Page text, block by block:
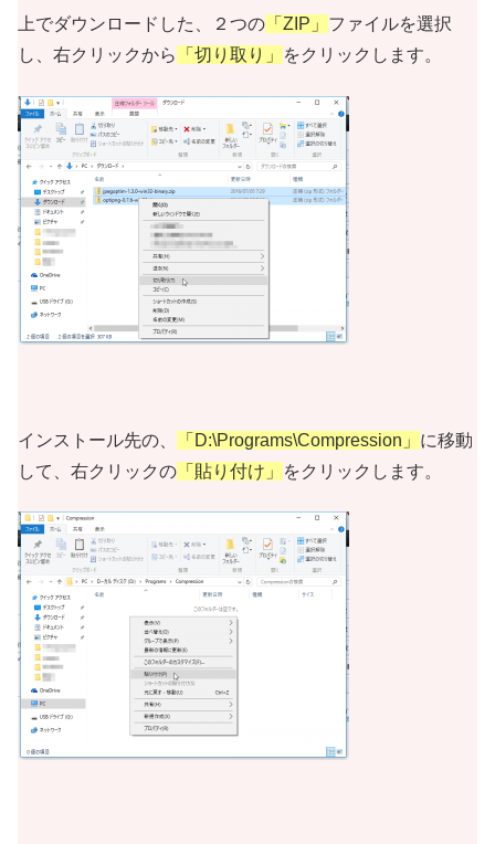
上でダウンロードした、２つの 「ZIP」 ファイルを選択
し、右クリックから
「切り取り」 をクリックします。
インストール先の、 「D:\Programs\Compression」 に移動
して、右クリックの 「貼り付け」 をクリックします。